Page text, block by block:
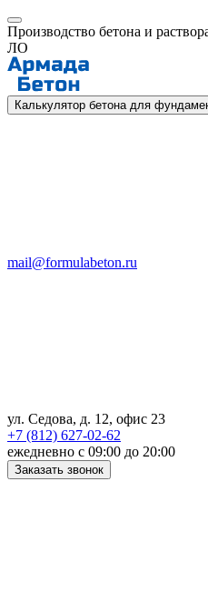
Производство бетона и
ЛО
Калькулятор бетона для
mail@formulabeton.ru
ул. Седова, д. 12, офис 23
+7 (812) 627-02-62
ежедневно с 09:00 до 20:00
Заказать звонок